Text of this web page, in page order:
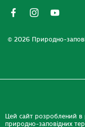
© 2026 Природно-
Цей сайт розроблений в
природно-заповідних